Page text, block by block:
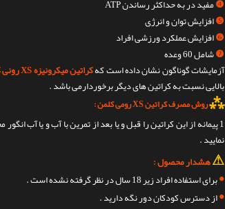
❹مفید در به حداکثر رساندن ATP
❺افزایش توان و انرژی
❻افزایش عملکرد ورزشی افراد
❼شامل 60 وعده
آزمایشات گوناگون نشان داده است کهکراتین میکرونیزه XS رونی کلمن
بالایی نسبت به کراتین های دیگر برخوردارمی باشد .
⁂روش مصرف کراتین XS رومی کلمن :
نمایید .
⚠هشدار محصول :
•برای استفاده افراد زیر 18 سال در نظر گرفته نشده است .
•از دسترس کودکان دور نگه دارید .